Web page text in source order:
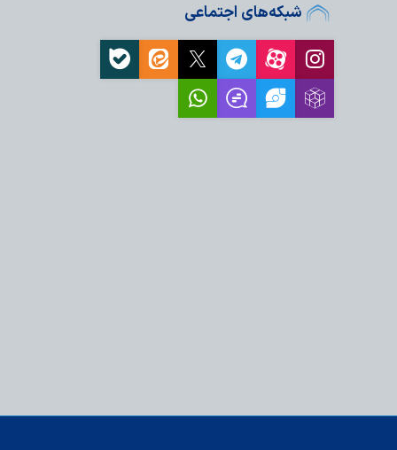
ما همچنان با فکر
حسین(ع) هرگز در
شبکه‌های اجتماعی